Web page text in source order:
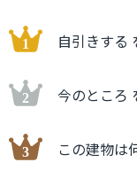
自引きする
今のところ
この建物は